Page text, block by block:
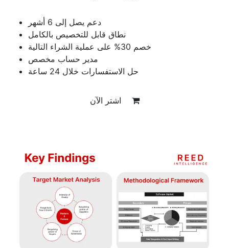
دعم يصل إلى 6 أشهر
نطاق قابل للتخصيص بالكامل
خصم 30% على عملية الشراء التالية
مدير حساب مخصص
حل الاستفسارات خلال 24 ساعة